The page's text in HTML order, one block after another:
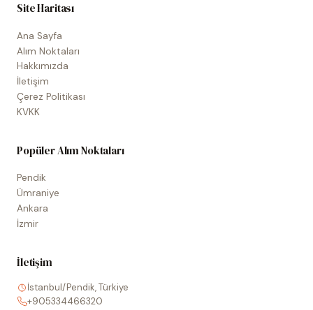
Site Haritası
Ana Sayfa
Alım Noktaları
Hakkımızda
İletişim
Çerez Politikası
KVKK
Popüler Alım Noktaları
Pendik
Ümraniye
Ankara
İzmir
İletişim
İstanbul/Pendik, Türkiye
+905334466320